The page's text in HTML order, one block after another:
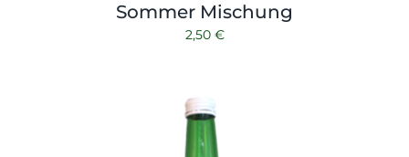
Sommer Mischung
2,50 €